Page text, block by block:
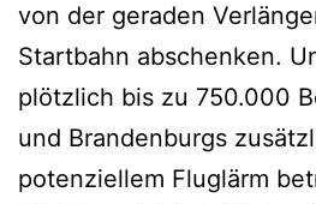
von der geraden
Startbahn abschenken.
plötzlich bis zu 750.000
und Brandenburgs
potenziellem Fluglärm